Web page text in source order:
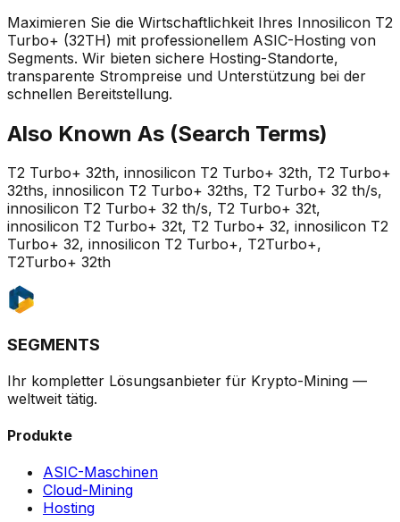
Maximieren Sie die Wirtschaftlichkeit Ihres Innosilicon T2
Turbo+ (32TH) mit professionellem ASIC-Hosting von
Segments. Wir bieten sichere Hosting-Standorte,
transparente Strompreise und Unterstützung bei der
schnellen Bereitstellung.
Also Known As (Search Terms)
T2 Turbo+ 32th, innosilicon T2 Turbo+ 32th, T2 Turbo+
32ths, innosilicon T2 Turbo+ 32ths, T2 Turbo+ 32 th/s,
innosilicon T2 Turbo+ 32 th/s, T2 Turbo+ 32t,
innosilicon T2 Turbo+ 32t, T2 Turbo+ 32, innosilicon T2
Turbo+ 32, innosilicon T2 Turbo+, T2Turbo+,
T2Turbo+ 32th
SEGMENTS
Ihr kompletter Lösungsanbieter für Krypto-Mining —
weltweit tätig.
Produkte
ASIC-Maschinen
Cloud-Mining
Hosting